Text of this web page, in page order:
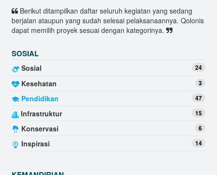
Berikut ditampilkan daftar seluruh kegiatan yang sedang
berjalan ataupun yang sudah selesai pelaksanaannya. Qolonis
dapat memilih proyek sesuai dengan kategorinya.
SOSIAL
Sosial 24
Kesehatan 3
Pendidikan 47
Infrastruktur 15
Konservasi 6
Inspirasi 14